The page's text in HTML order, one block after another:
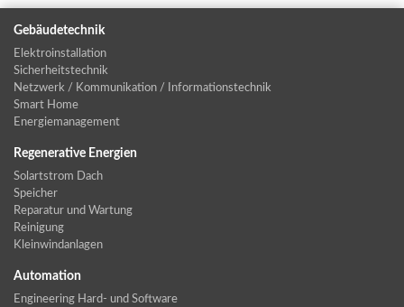
Gebäudetechnik
Elektroinstallation
Sicherheitstechnik
Netzwerk / Kommunikation / Informationstechnik
Smart Home
Energiemanagement
Regenerative Energien
Solartstrom Dach
Speicher
Reparatur und Wartung
Reinigung
Kleinwindanlagen
Automation
Engineering Hard- und Software